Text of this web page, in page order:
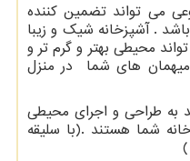
می تواند تضمین کننده
. آشپزخانه شیک و زیبا
محیطی بهتر و گرم تر و
های شما در منزل
به طراحی و اجرای محیطی
شما هستند .(با سلیقه